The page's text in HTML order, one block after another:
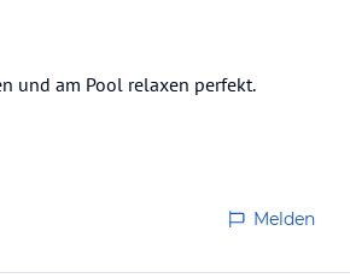
und am Pool relaxen perfekt.
Melden